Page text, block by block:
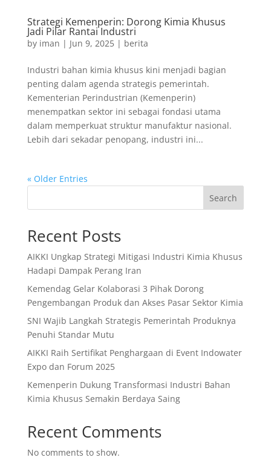
Strategi Kemenperin: Dorong Kimia Khusus
Jadi Pilar Rantai Industri
by iman | Jun 9, 2025| berita
Industri bahan kimia khusus kini menjadi bagian
penting dalam agenda strategis pemerintah.
Kementerian Perindustrian (Kemenperin)
menempatkan sektor ini sebagai fondasi utama
dalam memperkuat struktur manufaktur nasional.
Lebih dari sekadar penopang, industri ini...
« Older Entries
Search
Recent Posts
AIKKI Ungkap Strategi Mitigasi Industri Kimia Khusus
Hadapi Dampak Perang Iran
Kemendag Gelar Kolaborasi 3 Pihak Dorong
Pengembangan Produk dan Akses Pasar Sektor Kimia
SNI Wajib Langkah Strategis Pemerintah Produknya
Penuhi Standar Mutu
AIKKI Raih Sertifikat Penghargaan di Event Indowater
Expo dan Forum 2025
Kemenperin Dukung Transformasi Industri Bahan
Kimia Khusus Semakin Berdaya Saing
Recent Comments
No comments to show.